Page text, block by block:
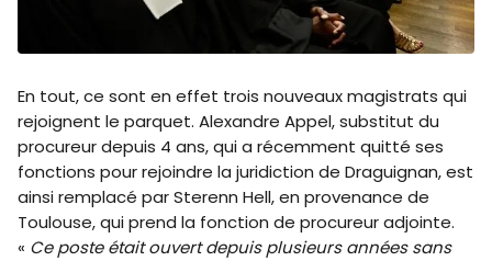
En tout, ce sont en effet trois nouveaux magistrats qui
rejoignent le parquet. Alexandre Appel, substitut du
procureur depuis 4 ans, qui a récemment quitté ses
fonctions pour rejoindre la juridiction de Draguignan, est
ainsi remplacé par Sterenn Hell, en provenance de
Toulouse, qui prend la fonction de procureur adjointe.
« Ce poste était ouvert depuis plusieurs années sans